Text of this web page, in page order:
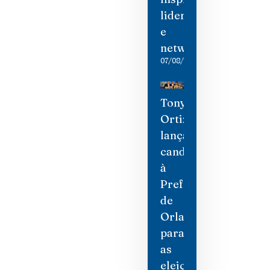
liderança
e
networking
07/08/2026
Tony
Ortiz
lança
candidatura
à
Prefeitura
de
Orlando
para
as
eleições